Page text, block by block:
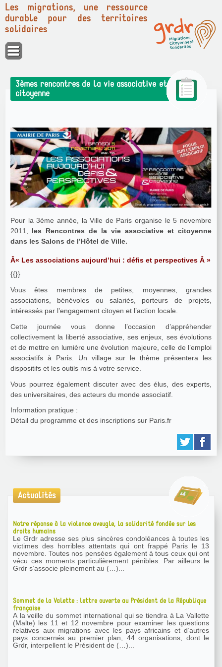
Panneau de gestion des cookies
Les migrations, une ressource
durable pour des territoires
solidaires
3èmes rencontres de la vie associative et
citoyenne
Pour la 3ème année, la Ville de Paris organise le 5 novembre
2011, les Rencontres de la vie associative et citoyenne
dans les Salons de l’Hôtel de Ville.
Â« Les associations aujourd’hui : défis et perspectives Â »
{{}}
Vous êtes membres de petites, moyennes, grandes
associations, bénévoles ou salariés, porteurs de projets,
intéressés par l’engagement citoyen et l’action locale.
Cette journée vous donne l’occasion d’appréhender
collectivement la liberté associative, ses enjeux, ses évolutions
et de mettre en lumière une évolution majeure, celle de l’emploi
associatifs à Paris. Un village sur le thème présentera les
dispositifs et les outils mis à votre service.
Vous pourrez également discuter avec des élus, des experts,
des universitaires, des acteurs du monde associatif.
Information pratique :
Détail du programme et des inscriptions sur Paris.fr
Actualités
Notre réponse à la violence aveugle, la solidarité fondée sur les
droits humains
Le Grdr adresse ses plus sincères condoléances à toutes les
victimes des horribles attentats qui ont frappé Paris le 13
novembre. Toutes nos pensées également à tous ceux qui ont
vécu ces moments particulièrement pénibles. Par ailleurs le
Grdr s’associe pleinement au (…)...
Sommet de la Valette : lettre ouverte au Président de la République
française
A la veille du sommet international qui se tiendra à La Vallette
(Malte) les 11 et 12 novembre pour examiner les questions
relatives aux migrations avec les pays africains et d’autres
pays concernés au premier plan, 44 organisations, dont le
Grdr, interpellent le Président de (…)...